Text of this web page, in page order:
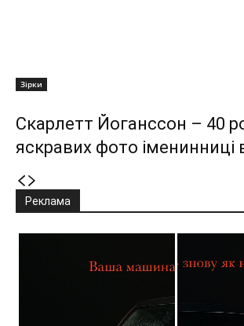
Зірки
Скарлетт Йоганссон – 40
яскравих фото іменинниці
Реклама